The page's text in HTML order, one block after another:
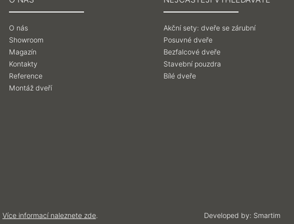
O nás
Showroom
Magazín
Kontakty
Reference
Montáž dveří
Akční sety: dveře se zárubní
Posuvné dveře
Bezfalcové dveře
Stavební pouzdra
Bílé dveře
Více informací naleznete zde. Developed by: Smartim